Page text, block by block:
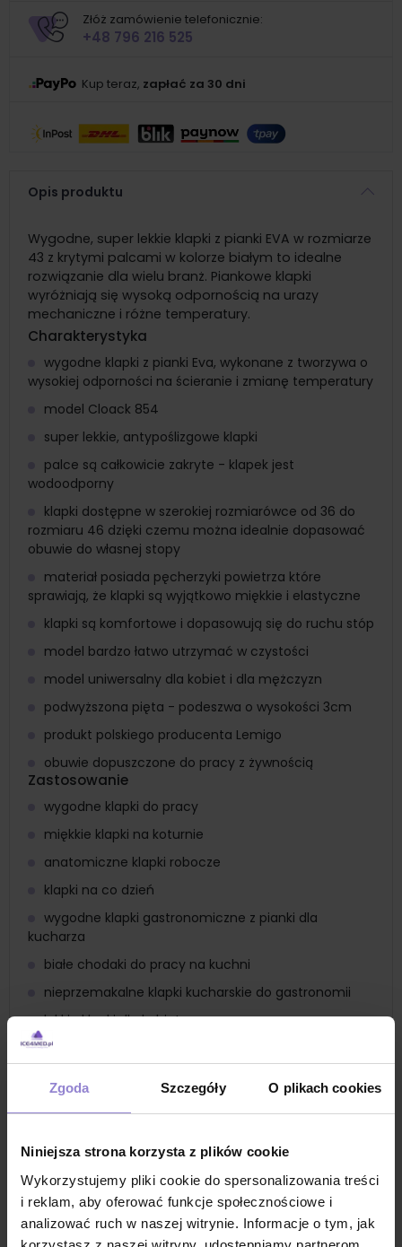
Zgoda Szczegóły O plikach cookies
Niniejsza strona korzysta z plików cookie
Wykorzystujemy pliki cookie do spersonalizowania treści
i reklam, aby oferować funkcje społecznościowe i
analizować ruch w naszej witrynie. Informacje o tym, jak
Złóż zamówienie telefonicznie:
+48 796 216 525
Kup teraz, zapłać za 30 dni
Opis produktu
Wygodne, super lekkie klapki z pianki EVA w rozmiarze
43 z krytymi palcami w kolorze białym to idealne
rozwiązanie dla wielu branż. Piankowe klapki
wyróżniają się wysoką odpornością na urazy
mechaniczne i różne temperatury.
Charakterystyka
wygodne klapki z pianki Eva, wykonane z tworzywa o
wysokiej odporności na ścieranie i zmianę temperatury
model Cloack 854
super lekkie, antypoślizgowe klapki
palce są całkowicie zakryte - klapek jest
wodoodporny
klapki dostępne w szerokiej rozmiarówce od 36 do
rozmiaru 46 dzięki czemu można idealnie dopasować
obuwie do własnej stopy
materiał posiada pęcherzyki powietrza które
sprawiają, że klapki są wyjątkowo miękkie i elastyczne
klapki są komfortowe i dopasowują się do ruchu stóp
model bardzo łatwo utrzymać w czystości
model uniwersalny dla kobiet i dla mężczyzn
podwyższona pięta - podeszwa o wysokości 3cm
produkt polskiego producenta Lemigo
obuwie dopuszczone do pracy z żywnością
Zastosowanie
wygodne klapki do pracy
miękkie klapki na koturnie
anatomiczne klapki robocze
klapki na co dzień
wygodne klapki gastronomiczne z pianki dla
kucharza
białe chodaki do pracy na kuchni
nieprzemakalne klapki kucharskie do gastronomii
lekkie klapki dla kobiet
lekkie klapki dla mężczyzn
klapki z pianki do laboratorium
chodaki sanitarne w zakładach produkcyjnych
klapki antyposlizgowe do środowiska mokrego
piankowe klapki do mleczarni